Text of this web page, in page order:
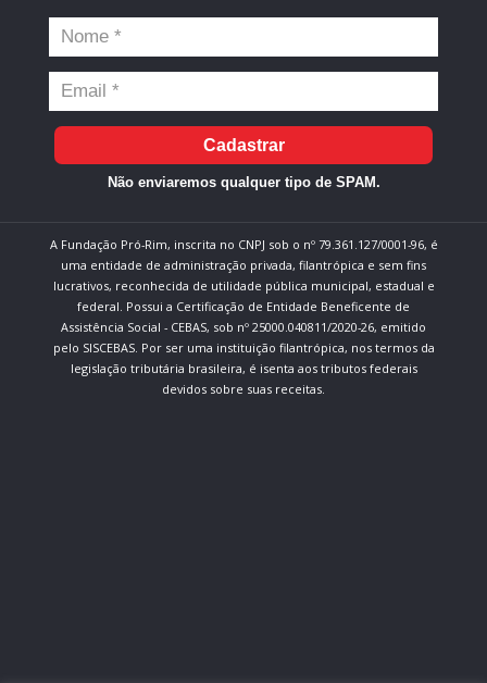
Cadastrar
Não enviaremos qualquer tipo de SPAM.
A Fundação Pró-Rim, inscrita no CNPJ sob o nº 79.361.127/0001-96, é
uma entidade de administração privada, filantrópica e sem fins
lucrativos, reconhecida de utilidade pública municipal, estadual e
federal. Possui a Certificação de Entidade Beneficente de
Assistência Social - CEBAS, sob nº 25000.040811/2020-26, emitido
pelo SISCEBAS. Por ser uma instituição filantrópica, nos termos da
legislação tributária brasileira, é isenta aos tributos federais
devidos sobre suas receitas.